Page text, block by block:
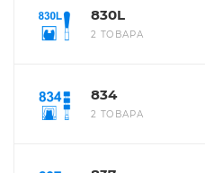
830L
2 ТОВАРА
834
2 ТОВАРА